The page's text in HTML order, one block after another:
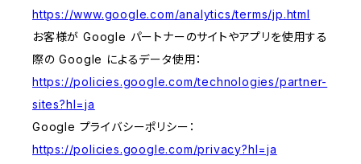
https://www.google.com/analytics/terms/jp.html
お客様が Google パートナーのサイトやアプリを使用する
際の Google によるデータ使用：
https://policies.google.com/technologies/partner-
sites?hl=ja
Google プライバシーポリシー：
https://policies.google.com/privacy?hl=ja